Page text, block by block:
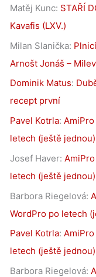
Matěj Kunc: STAŘÍ
Kavafis (LXV.)
Milan Slanička:
Arnošt Jonáš –
Dominik Matus:
recept první
Pavel Kotrla:
letech (ještě jednou)
Josef Haver:
letech (ještě jednou)
Barbora Riegelová:
WordPro po letech
Pavel Kotrla:
letech (ještě jednou)
Barbora Riegelová: